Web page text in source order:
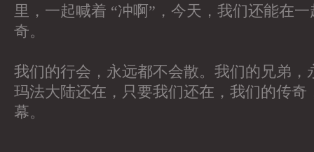
里，一起喊着 “冲啊”，今天，我们还能在
奇。
我们的行会，永远都不会散。我们的兄弟，
玛法大陆还在，只要我们还在，我们的传奇
幕。